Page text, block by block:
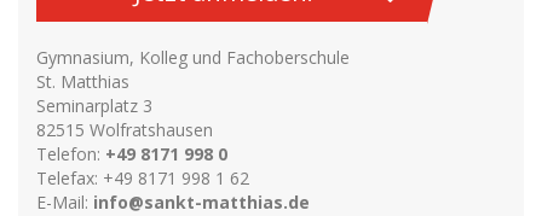
Gymnasium, Kolleg und Fachoberschule
St. Matthias
Seminarplatz 3
82515 Wolfratshausen
Telefon: +49 8171 998 0
Telefax: +49 8171 998 1 62
E-Mail: info@sankt-matthias.de